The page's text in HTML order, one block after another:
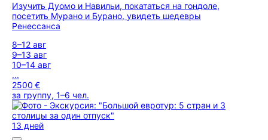
Изучить Дуомо и Навильи, покататься на гондоле,
посетить Мурано и Бурано, увидеть шедевры
Ренессанса
8–12 авг
9–13 авг
10–14 авг
...
2500 €
за группу, 1–6 чел.
13 дней